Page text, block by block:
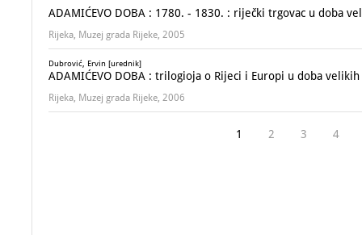
ADAMIĆEVO DOBA : 1780. - 1830. : riječki trgovac u doba
Rijeka, Muzej grada Rijeke, 2005
Dubrović, Ervin [urednik]
ADAMIĆEVO DOBA : trilogioja o Rijeci i Europi u doba
Rijeka, Muzej grada Rijeke, 2006
1 2 3 4